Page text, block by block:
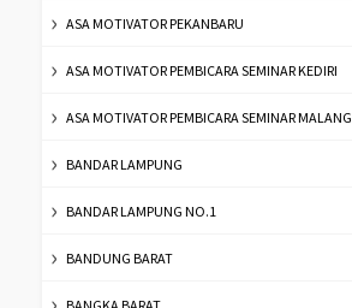
ASA MOTIVATOR PEKANBARU
ASA MOTIVATOR PEMBICARA SEMINAR KEDIRI
ASA MOTIVATOR PEMBICARA SEMINAR MALANG
BANDAR LAMPUNG
BANDAR LAMPUNG NO.1
BANDUNG BARAT